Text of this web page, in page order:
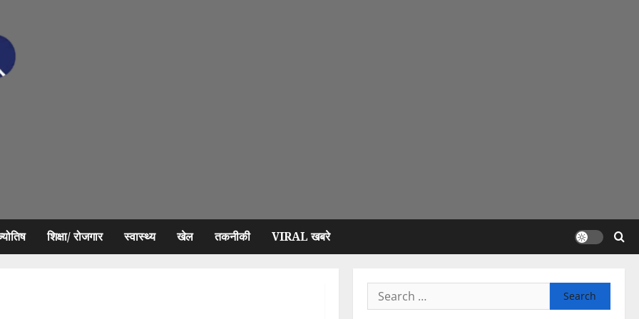
शिक्षा/ रोजगार स्वास्थ्य खेल तकनीकी VIRAL खबरे
Search
for: